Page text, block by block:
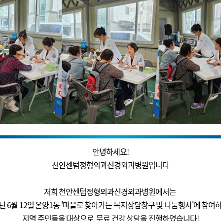
안녕하세요!
천안센텀정형외과신경외과병원입니다
저희 천안센텀정형외과신경외과병원에서는
6월 12일 온양1동 '마을로 찾아가는 복지상담창구 및 나눔행사'에 참여
지역 주민들을 대상으로 무료 건강 상담을진행하였습니다!